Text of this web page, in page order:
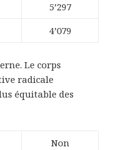
5’297
4’079
Le corps
radicale
équitable des
Non